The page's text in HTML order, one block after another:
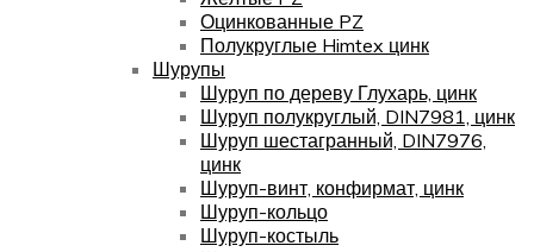
Оцинкованные PZ
Полукруглые Himtex цинк
Шурупы
Шуруп по дереву Глухарь, цинк
Шуруп полукруглый, DIN7981, цинк
Шуруп шестагранный, DIN7976,
цинк
Шуруп-винт, конфирмат, цинк
Шуруп-кольцо
Шуруп-костыль